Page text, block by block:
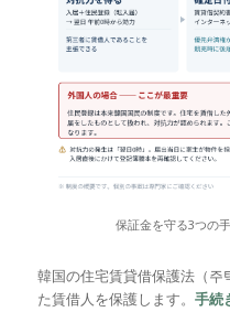
保証金を守る3つの
韓国の住宅賃貸借保護法（주
た賃借人を保護します。 手続